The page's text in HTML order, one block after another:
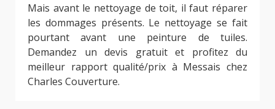
Mais avant le nettoyage de toit, il faut réparer
les dommages présents. Le nettoyage se fait
pourtant avant une peinture de tuiles.
Demandez un devis gratuit et profitez du
meilleur rapport qualité/prix à Messais chez
Charles Couverture.